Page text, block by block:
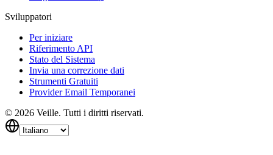
Sviluppatori
Per iniziare
Riferimento API
Stato del Sistema
Invia una correzione dati
Strumenti Gratuiti
Provider Email Temporanei
© 2026 Veille. Tutti i diritti riservati.